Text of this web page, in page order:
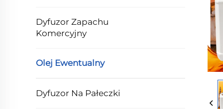
Dyfuzor Zapachu
Komercyjny
Olej Ewentualny
Dyfuzor Na Pałeczki